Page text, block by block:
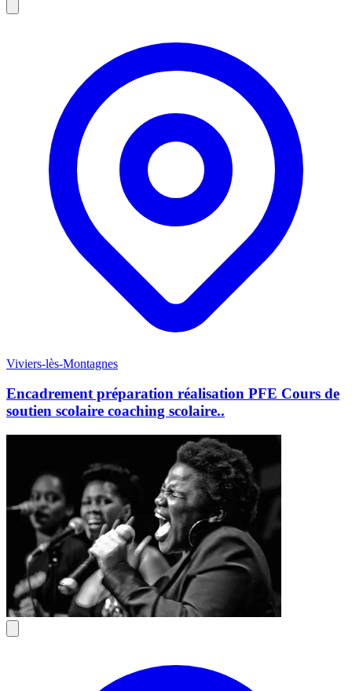
Viviers-lès-Montagnes
Encadrement préparation réalisation PFE Cours de
soutien scolaire coaching scolaire..